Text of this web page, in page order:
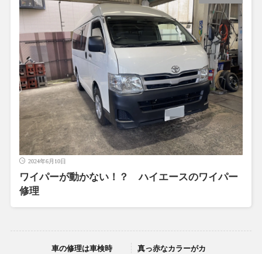
2024年6月10日
ワイパーが動かない！？ ハイエースのワイパー
修理
車の修理は車検時
真っ赤なカラーがカ